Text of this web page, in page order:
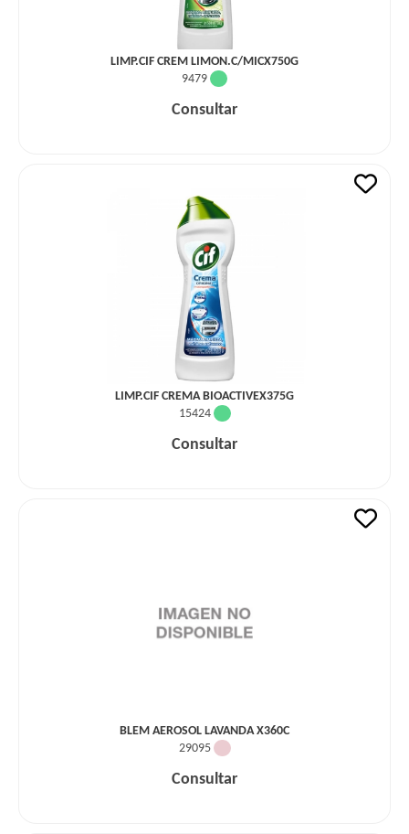
LIMP.CIF CREM LIMON.C/MICX750G
9479
Consultar
LIMP.CIF CREMA BIOACTIVEX375G
15424
Consultar
BLEM AEROSOL LAVANDA X360C
29095
Consultar